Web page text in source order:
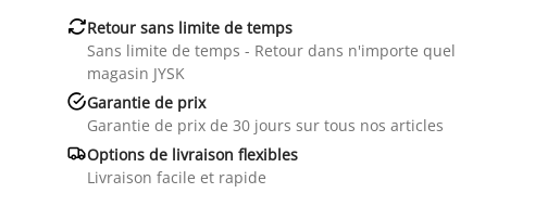
Retour sans limite de temps
Sans limite de temps - Retour dans n'importe quel
magasin JYSK
Garantie de prix
Garantie de prix de 30 jours sur tous nos articles
Options de livraison flexibles
Livraison facile et rapide